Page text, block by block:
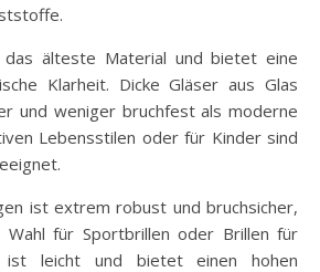
älteste Material und bietet eine
Klarheit. Dicke Gläser aus Glas
und weniger bruchfest als moderne
Lebensstilen oder für Kinder sind
ist extrem robust und bruchsicher,
für Sportbrillen oder Brillen für
ist leicht und bietet einen hohen